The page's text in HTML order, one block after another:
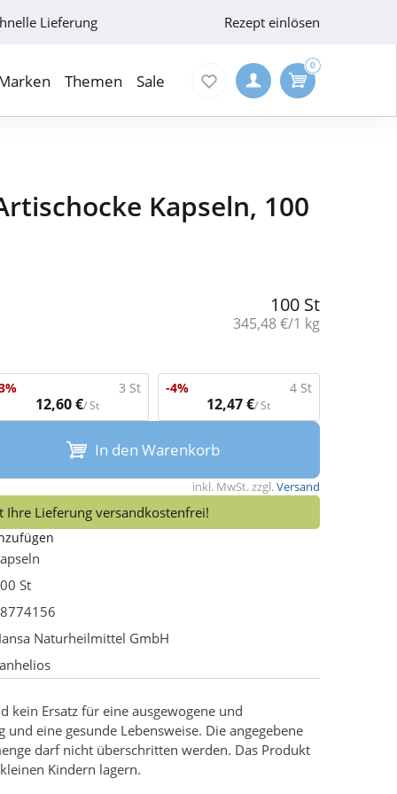
Lieferung Rezept einlösen
Themen Sale
0
Kapseln, 100
100 St
Grundpreis:
345,48 €/1 kg
3 St
12,60 €/ St
-4% 4 St
12,47 €/ St
In den Warenkorb
inkl. MwSt. zzgl.Versand
Lieferung versandkostenfrei!
St
Naturheilmittel GmbH
kein Ersatz für eine ausgewogene und
eine gesunde Lebensweise. Die angegebene
darf nicht überschritten werden. Das Produkt
Kindern lagern.